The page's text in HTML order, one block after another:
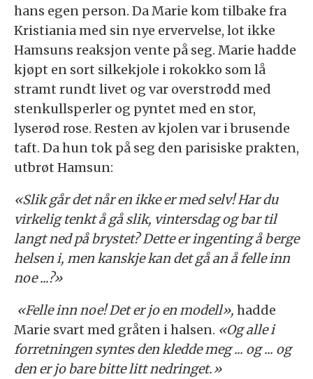
hans egen person. Da Marie kom tilbake fra
Kristiania med sin nye ervervelse, lot ikke
Hamsuns reaksjon vente på seg. Marie hadde
kjøpt en sort silkekjole i rokokko som lå
stramt rundt livet og var overstrødd med
stenkullsperler og pyntet med en stor,
lyserød rose. Resten av kjolen var i brusende
taft. Da hun tok på seg den parisiske prakten,
utbrøt Hamsun:
«Slik går det når en ikke er med selv! Har du
virkelig tenkt å gå slik, vintersdag og bar til
langt ned på brystet? Dette er ingenting å berge
helsen i, men kanskje kan det gå an å felle inn
noe ...?»
«Felle inn noe! Det er jo en modell», hadde
Marie svart med gråten i halsen. «Og alle i
forretningen syntes den kledde meg ... og ... og
den er jo bare bitte litt nedringet.»